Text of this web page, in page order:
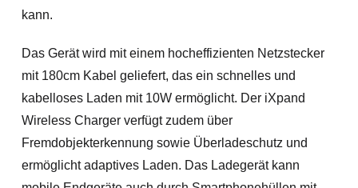
kann.
Das Gerät wird mit einem hocheffizienten Netzstecker
mit 180cm Kabel geliefert, das ein schnelles und
kabelloses Laden mit 10W ermöglicht. Der iXpand
Wireless Charger verfügt zudem über
Fremdobjekterkennung sowie Überladeschutz und
ermöglicht adaptives Laden. Das Ladegerät kann